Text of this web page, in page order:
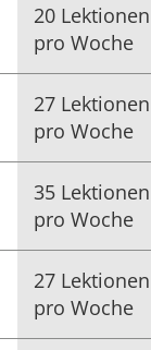
20 Lektionen
pro Woche
27 Lektionen
pro Woche
35 Lektionen
pro Woche
27 Lektionen
pro Woche